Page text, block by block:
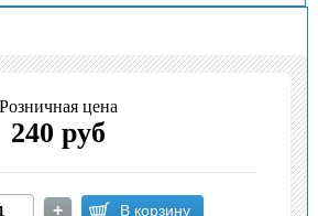
Розничная цена
240 руб